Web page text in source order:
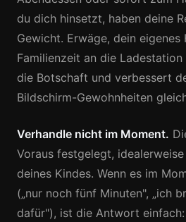
du dich hinsetzt, haben deine
Gewicht. Erwäge, dein
Familienzeit an die
die Botschaft und verbessert
Bildschirm-Gewohnheiten
Verhandle nicht im Moment.
Voraus festgelegt,
deines Kindes. Wenn es im
(„nur noch fünf Minuten", „ich
dafür"), ist die Antwort einfach: